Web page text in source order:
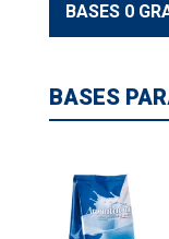
BASES 0
BASES